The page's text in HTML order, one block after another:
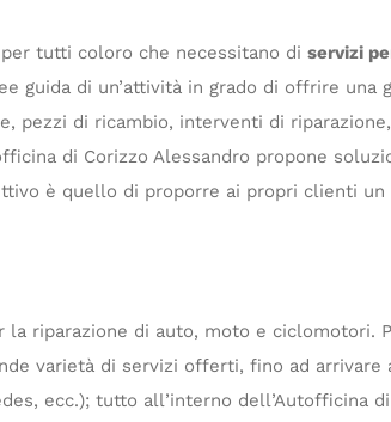
tutti coloro che necessitano di servizi
guida di un’attività in grado di offrire una
pezzi di ricambio, interventi di
di Corizzo Alessandro propone
è quello di proporre ai propri clienti un
riparazione di auto, moto e ciclomotori.
varietà di servizi offerti, fino ad
ecc.); tutto all’interno dell’Autofficina